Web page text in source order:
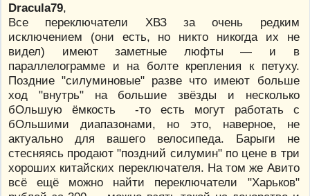
Dracula79,
Все переключатели ХВЗ за очень редким
исключением (они есть, но никто никогда их не
видел) имеют заметные люфты — и в
параллелограмме и на болте крепления к петуху.
Поздние "силуминовые" разве что имеют больше
ход "внутрь" на большие звёзды и несколько
бОльшую ёмкость -то есть могут работать с
бОльшими диапазонами, но это, наверное, не
актуально для вашего велосипеда. Барыги не
стесняясь продают "поздний силумин" по цене в три
хороших китайских переключателя. На том же Авито
всё ещё можно найти переключатели "Харьков"